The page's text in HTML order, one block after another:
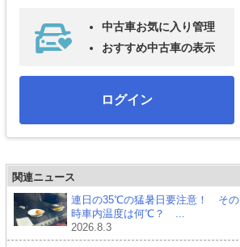
中古車お気に入り管理
おすすめ中古車の表示
ログイン
関連ニュース
連日の35℃の猛暑日要注意！ その
時車内温度は何℃？ ...
2026.8.3